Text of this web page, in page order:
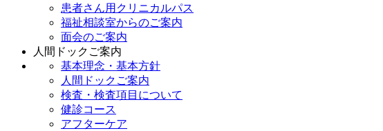
患者さん用クリニカルパス
福祉相談室からのご案内
面会のご案内
人間ドックご案内
基本理念・基本方針
人間ドックご案内
検査・検査項目について
健診コース
アフターケア